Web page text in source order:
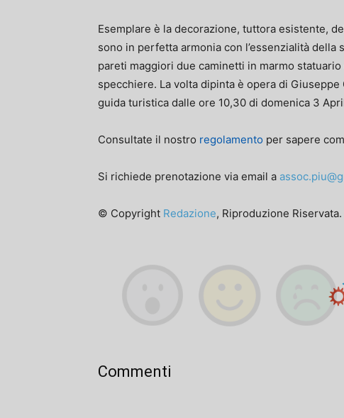
Esemplare è la decorazione, tuttora esistente,
sono in perfetta armonia con l’essenzialità
pareti maggiori due caminetti in marmo
specchiere. La volta dipinta è opera di
guida turistica dalle ore 10,30 di domenica 3
Consultate il nostro regolamento per sapere
Si richiede prenotazione via email a
© Copyright Redazione, Riproduzione
Commenti